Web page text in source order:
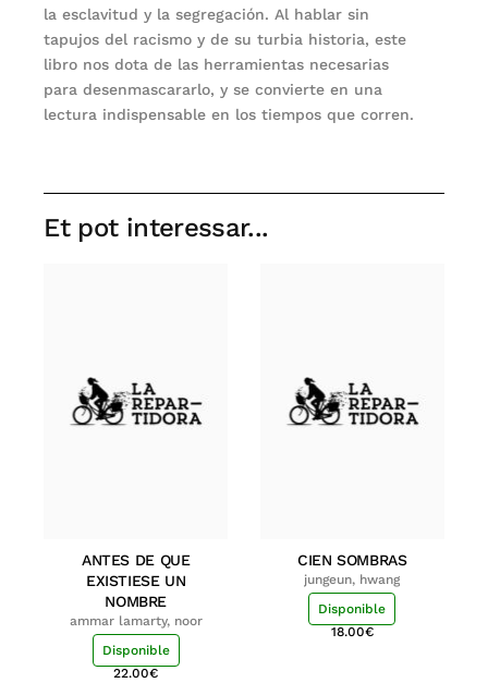
la esclavitud y la segregación. Al hablar sin
tapujos del racismo y de su turbia historia, este
libro nos dota de las herramientas necesarias
para desenmascararlo, y se convierte en una
lectura indispensable en los tiempos que corren.
Et pot interessar...
ANTES DE QUE
EXISTIESE UN
NOMBRE
ammar lamarty, noor
Disponible
22.00€
CIEN SOMBRAS
jungeun, hwang
Disponible
18.00€